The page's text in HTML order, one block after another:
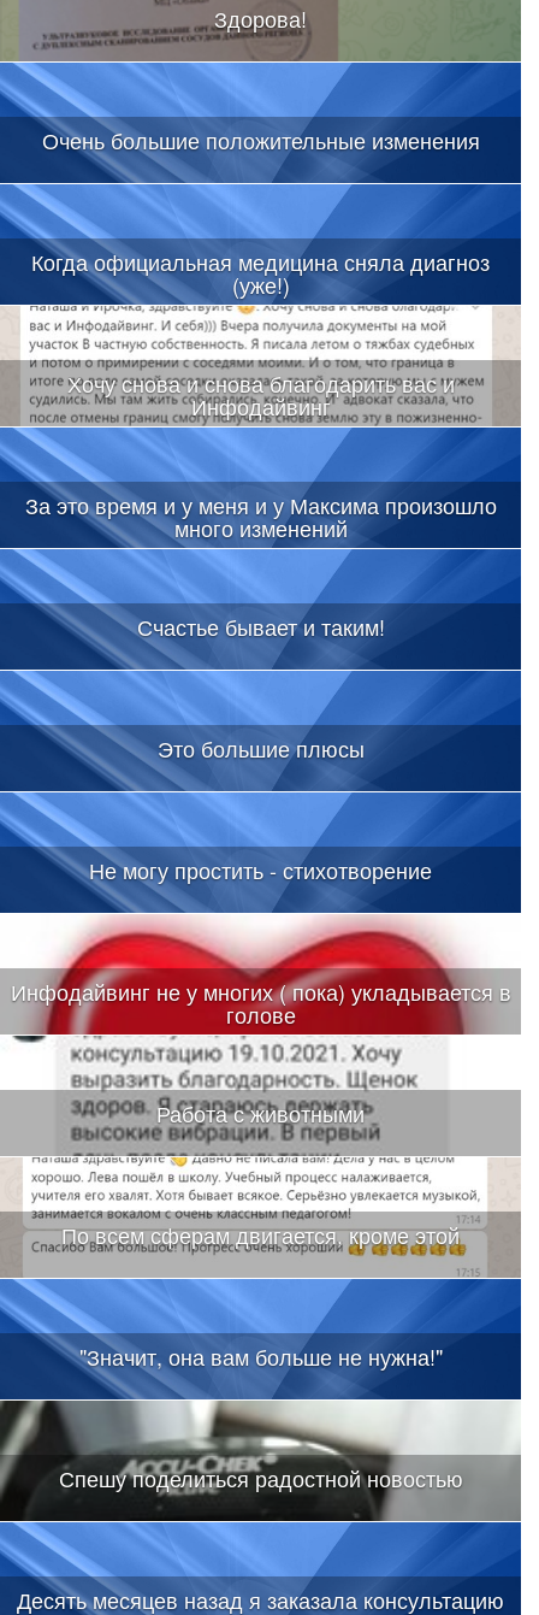
Здорова!
Очень большие положительные изменения
Когда официальная медицина сняла диагноз
(уже!)
Хочу снова и снова благодарить вас и
Инфодайвинг
За это время и у меня и у Максима произошло
много изменений
Счастье бывает и таким!
Это большие плюсы
Не могу простить - стихотворение
Инфодайвинг не у многих ( пока) укладывается в
голове
Работа с животными
По всем сферам двигается, кроме этой
"Значит, она вам больше не нужна!"
Спешу поделиться радостной новостью
Десять месяцев назад я заказала консультацию